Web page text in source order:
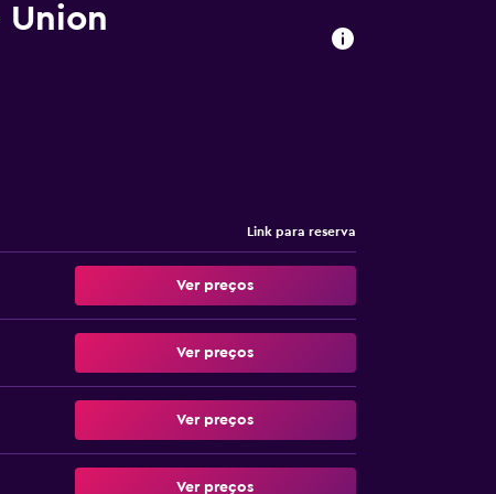
Link para reserva
Ver preços
Ver preços
Ver preços
Ver preços